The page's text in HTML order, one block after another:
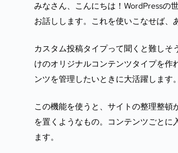
みなさん、こんにちは！WordPressの
お話しします。これを使いこなせば、
カスタム投稿タイプって聞くと難し
けのオリジナルコンテンツタイプを
ンツを管理したいときに大活躍します。
この機能を使うと、サイトの整理整
を置くようなもの。コンテンツごと
ます。